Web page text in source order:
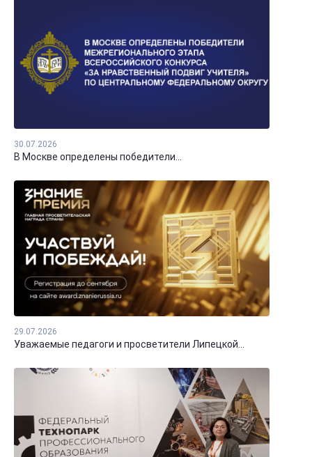
30.07.2026
В Москве определены победители...
29.07.2026
Уважаемые педагоги и просветители Липецкой...